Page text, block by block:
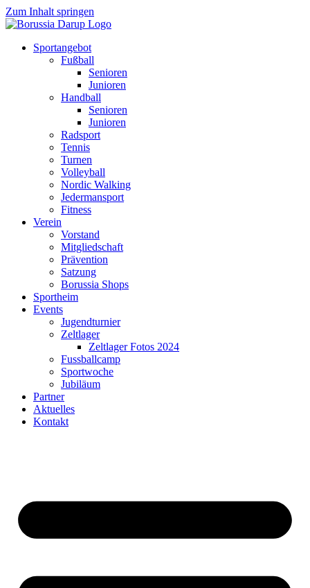
Zum Inhalt springen
Sportangebot
Fußball
Senioren
Junioren
Handball
Senioren
Junioren
Radsport
Tennis
Turnen
Volleyball
Nordic Walking
Jedermansport
Fitness
Verein
Vorstand
Mitgliedschaft
Prävention
Satzung
Borussia Shops
Sportheim
Events
Jugendturnier
Zeltlager
Zeltlager Fotos 2024
Fussballcamp
Sportwoche
Jubiläum
Partner
Aktuelles
Kontakt